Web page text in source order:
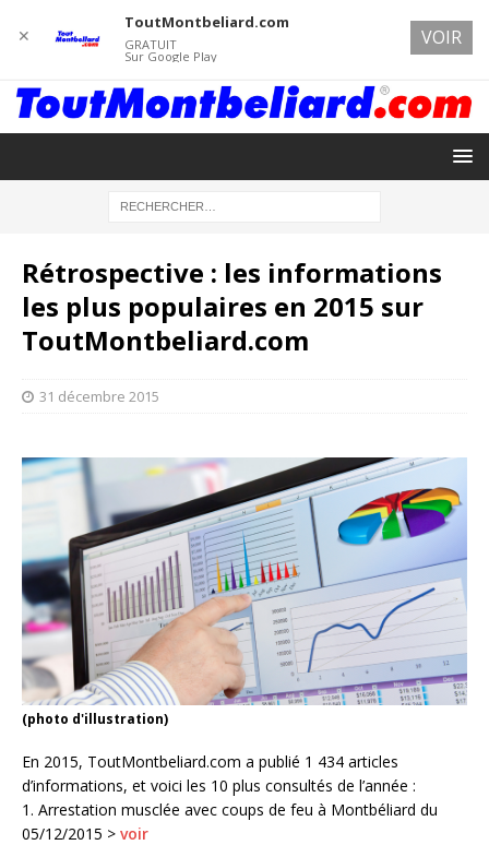
Rétrospective : les informations
les plus populaires en 2015 sur
ToutMontbeliard.com
31 décembre 2015
(photo d'illustration)
En 2015, ToutMontbeliard.com a publié 1 434 articles
d’informations, et voici les 10 plus consultés de l’année :
1. Arrestation musclée avec coups de feu à Montbéliard du
05/12/2015 > voir
✕
ToutMontbeliard.com
GRATUIT
Sur Google Play
VOIR